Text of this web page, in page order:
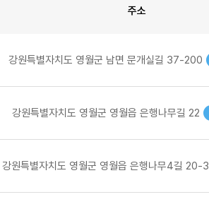
주소
강원특별자치도 영월군 남면 문개실길 37-200
강원특별자치도 영월군 영월읍 은행나무길 22
강원특별자치도 영월군 영월읍 은행나무4길 20-3